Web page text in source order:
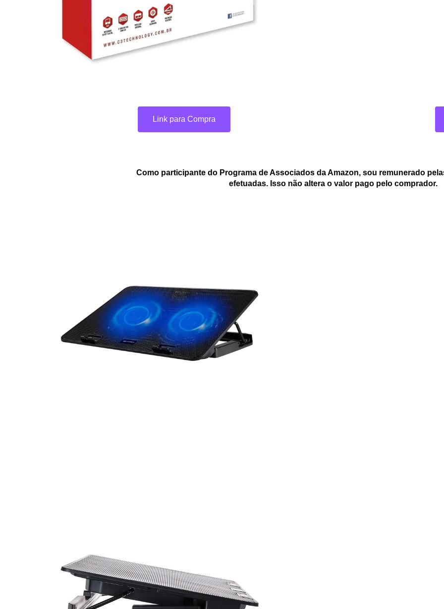
Link para Compra
Como participante do Programa de Associados da Amazon, sou remunerado
efetuadas. Isso não altera o valor pago pelo comprador.